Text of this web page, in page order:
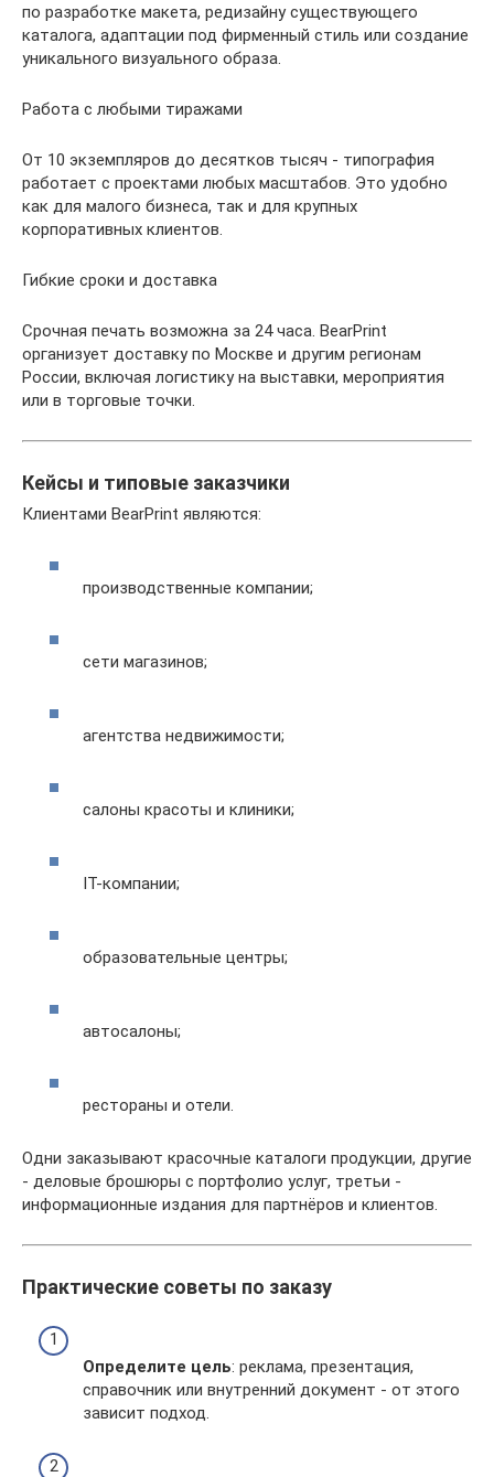
по разработке макета, редизайну существующего
каталога, адаптации под фирменный стиль или создание
уникального визуального образа.
Работа с любыми тиражами
От 10 экземпляров до десятков тысяч - типография
работает с проектами любых масштабов. Это удобно
как для малого бизнеса, так и для крупных
корпоративных клиентов.
Гибкие сроки и доставка
Срочная печать возможна за 24 часа. BearPrint
организует доставку по Москве и другим регионам
России, включая логистику на выставки, мероприятия
или в торговые точки.
Кейсы и типовые заказчики
Клиентами BearPrint являются:
производственные компании;
сети магазинов;
агентства недвижимости;
салоны красоты и клиники;
IT-компании;
образовательные центры;
автосалоны;
рестораны и отели.
Одни заказывают красочные каталоги продукции, другие
- деловые брошюры с портфолио услуг, третьи -
информационные издания для партнёров и клиентов.
Практические советы по заказу
Определите цель: реклама, презентация,
справочник или внутренний документ - от этого
зависит подход.